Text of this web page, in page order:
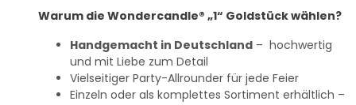
Warum die Wondercandle® „1“ Goldstück wählen?
Handgemacht in Deutschland – hochwertig
und mit Liebe zum Detail
Vielseitiger Party-Allrounder für jede Feier
Einzeln oder als komplettes Sortiment erhältlich –